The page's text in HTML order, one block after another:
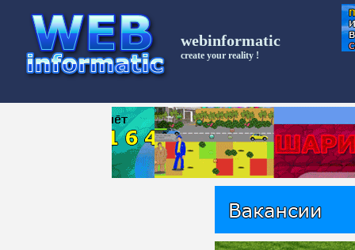
webinformatic
create your reality !